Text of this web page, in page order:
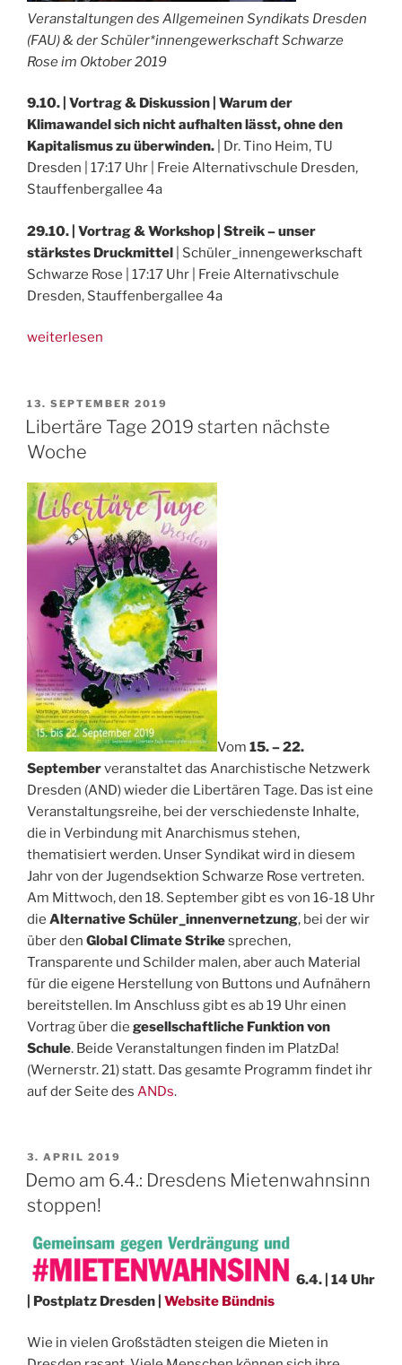
Veranstaltungen des Allgemeinen Syndikats Dresden
(FAU) & der Schüler*innengewerkschaft Schwarze
Rose im Oktober 2019
9.10. | Vortrag & Diskussion | Warum der
Klimawandel sich nicht aufhalten lässt, ohne den
Kapitalismus zu überwinden.
| Dr. Tino Heim, TU
Dresden | 17:17 Uhr | Freie Alternativschule Dresden,
Stauffenbergallee 4a
29.10. | Vortrag & Workshop | Streik – unser
stärkstes Druckmittel
| Schüler_innengewerkschaft
Schwarze Rose | 17:17 Uhr | Freie Alternativschule
Dresden, Stauffenbergallee 4a
„2x
Oktober:
Kapitalismus
–
–
Klimastreik“
weiterlesen
VERÖFFENTLICHT
AM
13. SEPTEMBER 2019
Libertäre Tage 2019 starten nächste
Woche
Vom 15. – 22.
Septemberveranstaltet das Anarchistische Netzwerk
Dresden (AND) wieder die Libertären Tage. Das ist eine
Veranstaltungsreihe, bei der verschiedenste Inhalte,
die in Verbindung mit Anarchismus stehen,
thematisiert werden. Unser Syndikat wird in diesem
Jahr von der Jugendsektion Schwarze Rose vertreten.
Am Mittwoch, den 18. September gibt es von 16-18 Uhr
die Alternative Schüler_innenvernetzung, bei der wir
über den Global Climate Strikesprechen,
Transparente und Schilder malen, aber auch Material
für die eigene Herstellung von Buttons und Aufnähern
bereitstellen. Im Anschluss gibt es ab 19 Uhr einen
Vortrag über die gesellschaftliche Funktion von
Schule. Beide Veranstaltungen finden im PlatzDa!
(Wernerstr. 21) statt. Das gesamte Programm findet ihr
auf der Seite des ANDs.
VERÖFFENTLICHT
AM
3. APRIL 2019
Demo am 6.4.: Dresdens Mietenwahnsinn
stoppen!
6.4. | 14 Uhr
| Postplatz Dresden | Website Bündnis
Wie in vielen Großstädten steigen die Mieten in